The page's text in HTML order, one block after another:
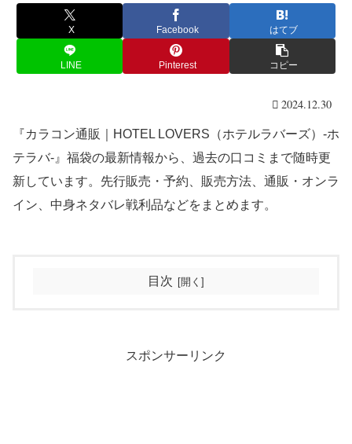
X Facebook はてブ
LINE Pinterest コピー
2024.12.30
『カラコン通販｜HOTEL LOVERS（ホテルラバーズ）‐ホ
テラバ‐』福袋の最新情報から、過去の口コミまで随時更
新しています。先行販売・予約、販売方法、通販・オンラ
イン、中身ネタバレ戦利品などをまとめます。
目次
スポンサーリンク